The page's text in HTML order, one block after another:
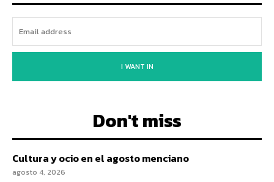
I WANT IN
Don't miss
Cultura y ocio en el agosto menciano
agosto 4, 2026